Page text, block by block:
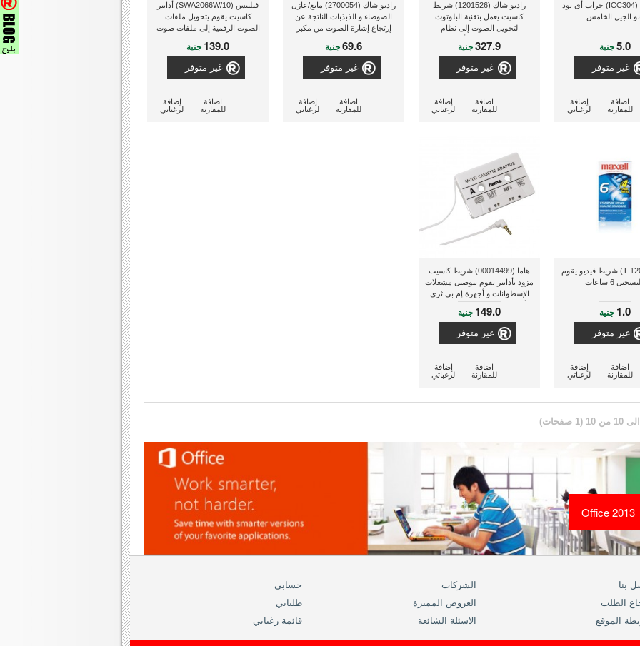
اى لووف (ICC304) جراب أى بود
الجيل الخامس
5.0جنية
غير متوفر
إضافة
لرغباتي
اضافة
للمقارنة
راديو شاك (1201526) شريط
كاسيت يعمل بتقنية البلوتوث
لتحويل الصوت إلى نظام
السماعات بالمنزل أو السيارة
327.9جنية
غير متوفر
إضافة
لرغباتي
اضافة
للمقارنة
راديو شاك (2700054) مانع/عازل
الضوضاء و الذبذبات الناتجة عن
إرتجاع إشارة الصوت من مكبر
الصوت إلى المسجل
69.6جنية
غير متوفر
إضافة
لرغباتي
اضافة
للمقارنة
فيليبس (SWA2066W/10) أدابتر
كاسيت يقوم يتحويل ملفات
الصوت الرقمية إلى ملفات صوت
قابلة للتشغيل من خلال مشغلات
الكاسيت المختلفة
139.0 جنية
غير متوفر
إضافة
لرغباتي
اضافة
للمقارنة
ماكسل(T-120) شريط فيديو يقوم
6 ساعات
1.0 جنية
غير متوفر
إضافة
لرغباتي
اضافة
للمقارنة
هاما (00014499) شريط كاسيت
مزود بأدابتر يقوم بتوصيل مشغلات
الإسطوانات و أجهزة إم بى ثرى
وأجهزة التليفون المحمول الذكية
بمدخل الكاسيت الموجود فى
الراديو الخاص بالسيارة
149.0 جنية
غير متوفر
إضافة
لرغباتي
اضافة
للمقارنة
Office 2013
بنا
الطلب
الموقع
الشركات
العروض المميزة
الاسئلة الشائعة
حسابي
طلباتي
قائمة رغباتي